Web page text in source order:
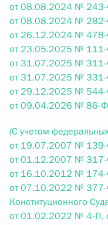
закон от
в Кодекс
закон от 26.07.2026
в статью 6 Закона
от 08.08.2024 №
от 08.08.2024 №
от 26.12.2024 №
от 23.05.2025 №
от 31.07.2025 №
от 31.07.2025 №
от 29.12.2025 №
от 09.04.2026 № 86-
(С учетом
от 19.07.2007 №
от 01.12.2007 №
от 16.10.2012 №
от 07.10.2022 № 377-
Конституционного
от 01.02.2022 № 4-П,